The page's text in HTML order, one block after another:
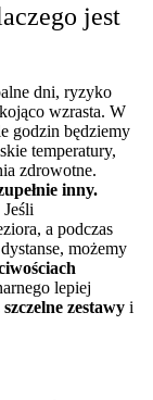
jest
dni, ryzyko
wzrasta. W
godzin będziemy
temperatury,
zdrowotne.
inny.
a podczas
możemy
lepiej
zestawy i